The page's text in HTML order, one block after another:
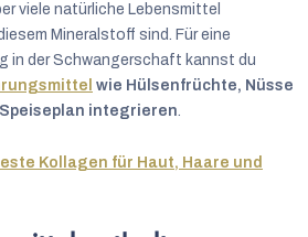
viele natürliche Lebensmittel
Mineralstoff sind. Für eine
in der Schwangerschaft kannst du
wie Hülsenfrüchte, Nüsse
integrieren.
Kollagen für Haut, Haare und